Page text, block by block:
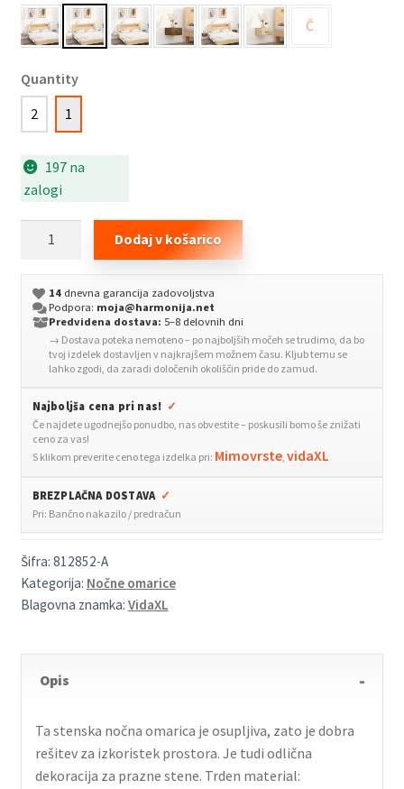
Č
Quantity
2
1
197 na
zalogi
omarica
bela
35x35x20
količina
Dodaj v košarico
14dnevna garancija zadovoljstva
Podpora: moja@harmonija.net
Predvidena dostava: 5–8 delovnih dni
→ Dostava poteka nemoteno – po najboljših močeh se trudimo, da bo
tvoj izdelek dostavljen v najkrajšem možnem času. Kljub temu se
lahko zgodi, da zaradi določenih okoliščin pride do zamud.
Najboljša cena pri nas! ✓
Če najdete ugodnejšo ponudbo, nas obvestite – poskusili bomo še znižati
ceno za vas!
S klikom preverite ceno tega izdelka pri: Mimovrste, vidaXL
BREZPLAČNA DOSTAVA ✓
Pri: Bančno nakazilo / predračun
Šifra: 812852-A
Kategorija: Nočne omarice
Blagovna znamka: VidaXL
Opis
Ta stenska nočna omarica je osupljiva, zato je dobra
rešitev za izkoristek prostora. Je tudi odlična
dekoracija za prazne stene. Trden material: